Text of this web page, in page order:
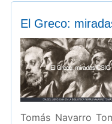
El Greco:
Tomás Navarro